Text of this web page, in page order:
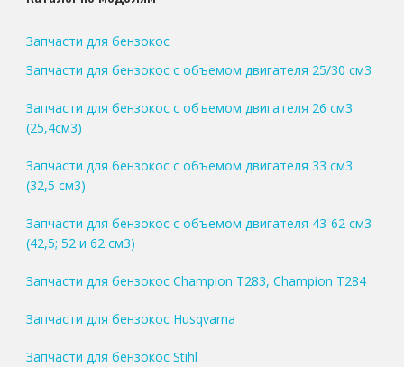
Запчасти для бензокос
Запчасти для бензокос с объемом двигателя 25/30 см3
Запчасти для бензокос с объемом двигателя 26 см3
(25,4см3)
Запчасти для бензокос с объемом двигателя 33 см3
(32,5 см3)
Запчасти для бензокос с объемом двигателя 43-62 см3
(42,5; 52 и 62 см3)
Запчасти для бензокос Champion T283, Champion T284
Запчасти для бензокос Husqvarna
Запчасти для бензокос Stihl